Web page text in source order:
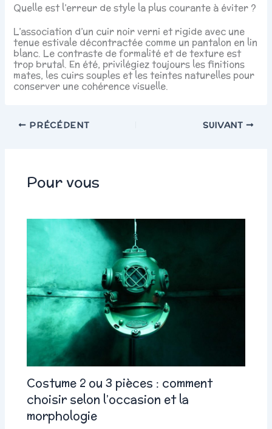
Quelle est l’erreur de style la plus courante à éviter ?
L’association d’un cuir noir verni et rigide avec une
tenue estivale décontractée comme un pantalon en lin
blanc. Le contraste de formalité et de texture est
trop brutal. En été, privilégiez toujours les finitions
mates, les cuirs souples et les teintes naturelles pour
conserver une cohérence visuelle.
PRÉCÉDENT SUIVANT
Pour vous
Costume 2 ou 3 pièces : comment
choisir selon l’occasion et la
morphologie